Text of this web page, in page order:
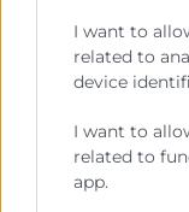
I want to
related to
device
I want to
related to
app.
Enlaces de
Fondos